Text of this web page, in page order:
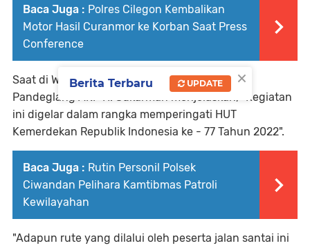
Baca Juga : Polres Cilegon Kembalikan
Motor Hasil Curanmor ke Korban Saat Press
Conference
Saat di Wawancarai Kapolsek Bojong Polres
Pandeglang AKP H. Sukarman menjelaskan, "Kegiatan
ini digelar dalam rangka memperingati HUT
Kemerdekan Republik Indonesia ke - 77 Tahun 2022".
Baca Juga : Rutin Personil Polsek
Ciwandan Pelihara Kamtibmas Patroli
Kewilayahan
"Adapun rute yang dilalui oleh peserta jalan santai ini
×
Berita Terbaru UPDATE